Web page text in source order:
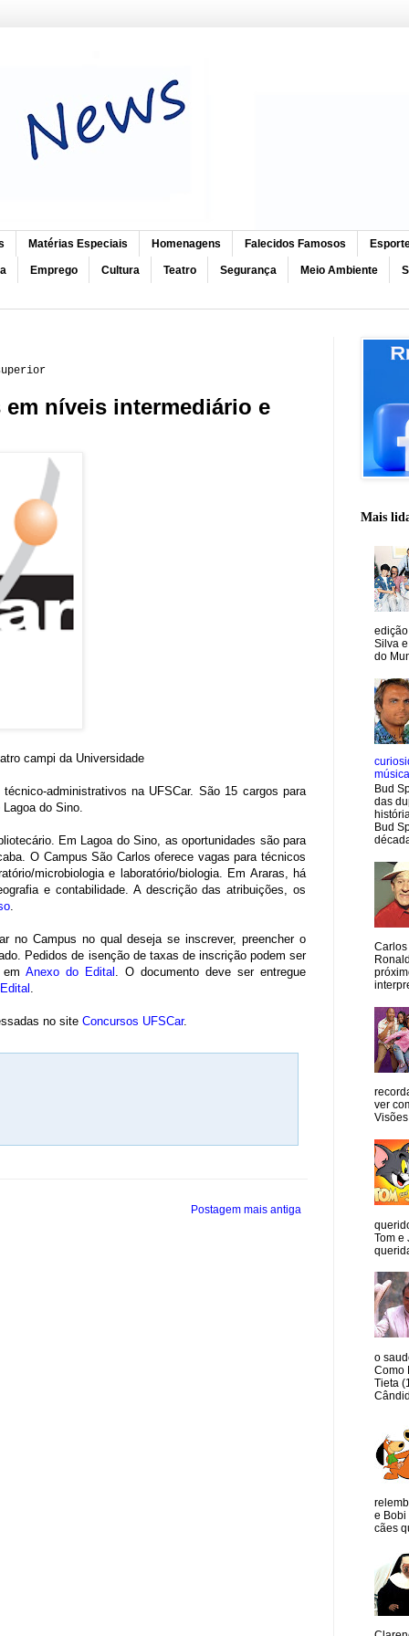
Matérias Especiais Homenagens Falecidos Famosos
Emprego Cultura Teatro Segurança Meio Ambiente
níveis intermediário e
campi da Universidade
administrativos na UFSCar. São 15 cargos para
do Sino.
Em Lagoa do Sino, as oportunidades são para
O Campus São Carlos oferece vagas para técnicos
microbiologia e laboratório/biologia. Em Araras, há
e contabilidade. A descrição das atribuições, os
.
no Campus no qual deseja se inscrever, preencher o
Pedidos de isenção de taxas de inscrição podem ser
Anexo do Edital . O documento deve ser entregue
Edital .
no site Concursos UFSCar.
Postagem mais antiga
Mais
Silva
do
Bud
das
Bud
Carlos
ver
Tom e
o
Como
Tieta
e Bobi
cães